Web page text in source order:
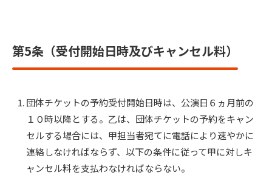
第5条（受付開始日時及びキャンセル料）
団体チケットの予約受付開始日時は、公演日６ヵ月前の
１０時以降とする。乙は、団体チケットの予約をキャン
セルする場合には、甲担当者宛てに電話により速やかに
連絡しなければならず、以下の条件に従って甲に対しキ
ャンセル料を支払わなければならない。